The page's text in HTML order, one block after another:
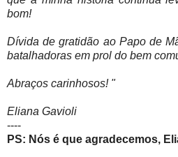
bom!
Dívida de gratidão ao Papo de
batalhadoras em prol do bem
Abraços carinhosos! "
Eliana Gavioli
----
PS: Nós é que agradecemos,